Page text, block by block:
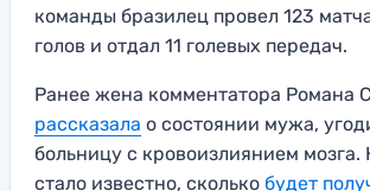
команды бразилец провел 123
голов и отдал 11 голевых передач.
Ранее жена комментатора Романа
рассказала о состоянии мужа,
больницу с кровоизлиянием мозга.
стало известно, сколько будет